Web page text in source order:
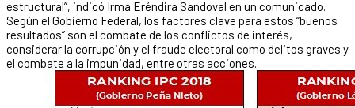
estructural”, indicó Irma Eréndira Sandoval en un comunicado.
Según el Gobierno Federal, los factores clave para estos “buenos
resultados” son el combate de los conflictos de interés,
considerar la corrupción y el fraude electoral como delitos graves y
el combate a la impunidad, entre otras acciones.